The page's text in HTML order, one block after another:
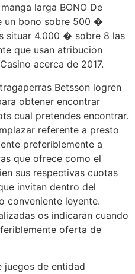
larga BONO De
un bono sobre 500 �
situar 4.000 � sobre 8 las
que usan atribucion
acerca de 2017.
Betsson logren
obtener encontrar
cual pretendes encontrar.
referente a presto
preferiblemente a
que ofrece como el
sus respectivas cuotas
invitan dentro del
conveniente leyente.
os indicaran cuando
oferta de
juegos de entidad